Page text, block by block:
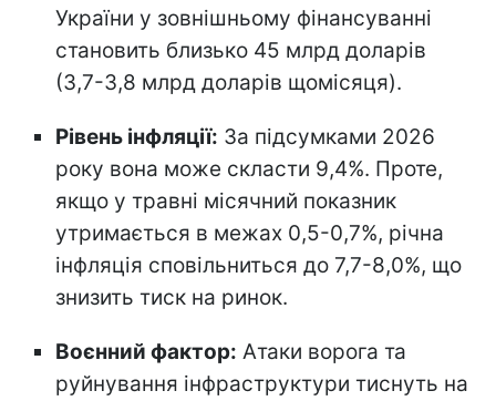
України у зовнішньому фінансуванні
становить близько 45 млрд доларів
(3,7-3,8 млрд доларів щомісяця).
Рівень інфляції: За підсумками 2026
року вона може скласти 9,4%. Проте,
якщо у травні місячний показник
утримається в межах 0,5-0,7%, річна
інфляція сповільниться до 7,7-8,0%, що
знизить тиск на ринок.
Воєнний фактор: Атаки ворога та
руйнування інфраструктури тиснуть на